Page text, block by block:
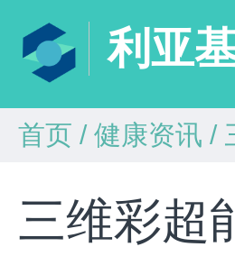
利亚
首页 / 健康资讯 /
三维彩超